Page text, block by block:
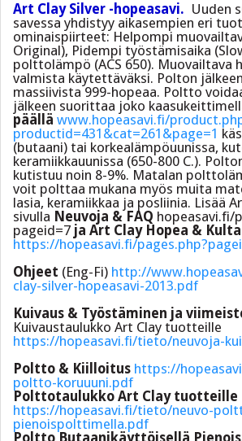
Art Clay Silver -hopeasavi. Uuden
savessa yhdistyy aikasempien eri
ominaispiirteet: Helpompi
Original), Pidempi työstämisaika
polttolämpö (ACS 650). Muovailtava
valmista käytettäväksi. Polton
massiivista 999-hopeaa. Poltto
jälkeen suorittaa joko
päällä www.hopeasavi.fi/
productid=431&cat=261&page=1
(butaani) tai korkealämpöuunissa,
keramiikkauunissa (650-800 C.).
kutistuu noin 8-9%. Matalan
voit polttaa mukana myös muita
lasia, keramiikkaa ja posliinia. Lisää
sivulla Neuvoja & FAQ hopeasavi.fi/
pageid=7 ja Art Clay Hopea & Kulta
https://hopeasavi.fi/
Ohjeet (Eng-Fi) http://
clay-silver-hopeasavi-2013.pdf
Kuivaus & Työstäminen ja
Kuivaustaulukko Art Clay tuotteille
https://hopeasavi.fi/tieto/neuvoja-
Poltto & Kiilloitus https://
poltto-koruuuni.pdf
Polttotaulukko Art Clay tuotteille
https://hopeasavi.fi/tieto/neuvo-
pienoispolttimella.pdf
Poltto Butaanikäyttöisellä